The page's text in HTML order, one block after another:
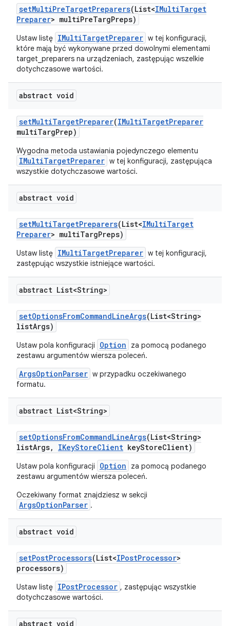
setMultiPreTargetPreparers(List<IMultiTarget
Preparer> multiPreTargPreps)
Ustaw listę IMultiTargetPreparer w tej konfiguracji,
które mają być wykonywane przed dowolnymi elementami
target_preparers na urządzeniach, zastępując wszelkie
dotychczasowe wartości.
abstract void
setMultiTargetPreparer(IMultiTargetPreparer
multiTargPrep)
Wygodna metoda ustawiania pojedynczego elementu
IMultiTargetPreparer w tej konfiguracji, zastępująca
wszystkie dotychczasowe wartości.
abstract void
setMultiTargetPreparers(List<IMultiTarget
Preparer> multiTargPreps)
Ustaw listę IMultiTargetPreparer w tej konfiguracji,
zastępując wszystkie istniejące wartości.
abstract List<String>
setOptionsFromCommandLineArgs(List<String>
listArgs)
Ustaw pola konfiguracji Option
za pomocą podanego
zestawu argumentów wiersza poleceń.
ArgsOptionParser w przypadku oczekiwanego
formatu.
abstract List<String>
setOptionsFromCommandLineArgs(List<String>
listArgs, IKeyStoreClient keyStoreClient)
Ustaw pola konfiguracji Option
za pomocą podanego
zestawu argumentów wiersza poleceń.
Oczekiwany format znajdziesz w sekcji
ArgsOptionParser .
abstract void
setPostProcessors(List<IPostProcessor>
processors)
Ustaw listę IPostProcessor , zastępując wszystkie
dotychczasowe wartości.
abstract void